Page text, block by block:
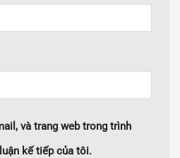
và trang web trong trình
kế tiếp của tôi.